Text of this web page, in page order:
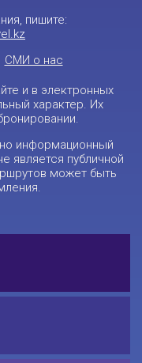
пишите:
СМИ о нас
и в электронных
характер. Их
информационный
является публичной
может быть